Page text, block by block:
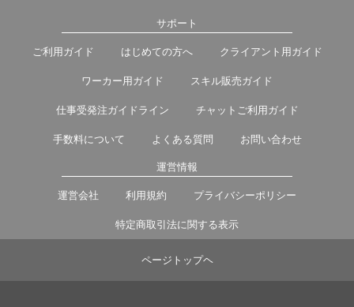
サポート
ご利用ガイド はじめての方へ クライアント用ガイド
ワーカー用ガイド スキル販売ガイド
仕事受発注ガイドライン チャットご利用ガイド
手数料について よくある質問 お問い合わせ
運営情報
運営会社 利用規約 プライバシーポリシー
特定商取引法に関する表示
ページトップヘ